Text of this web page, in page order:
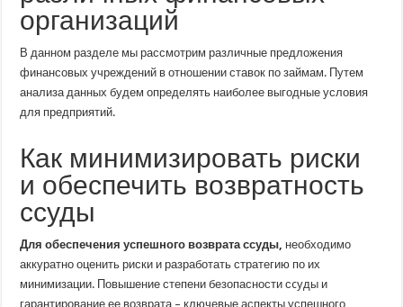
организаций
В данном разделе мы рассмотрим различные предложения
финансовых учреждений в отношении ставок по займам. Путем
анализа данных будем определять наиболее выгодные условия
для предприятий.
Как минимизировать риски
и обеспечить возвратность
ссуды
Для обеспечения успешного возврата ссуды, необходимо
аккуратно оценить риски и разработать стратегию по их
минимизации. Повышение степени безопасности сcуды и
гарантирование ее возврата – ключевые аспекты успешного